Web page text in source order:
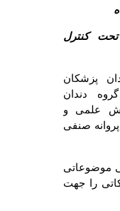
کنترل
پزشکان
دندان
علمی و
صنفی
موضوعاتی
را جهت